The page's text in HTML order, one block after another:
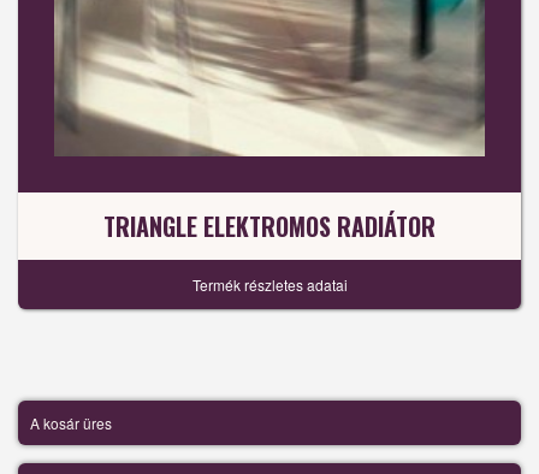
TRIANGLE ELEKTROMOS RADIÁTOR
Termék részletes adatai
A kosár üres